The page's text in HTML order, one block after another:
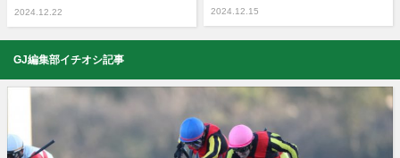
2024.12.22 2024.12.15
GJ編集部イチオシ記事